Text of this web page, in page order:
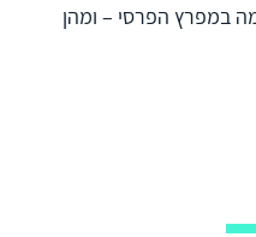
במפרץ הפרסי – ומהן